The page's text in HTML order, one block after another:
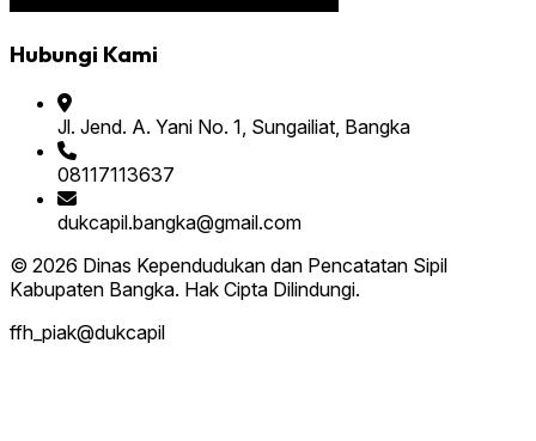
Hubungi Kami
Jl. Jend. A. Yani No. 1, Sungailiat, Bangka
08117113637
dukcapil.bangka@gmail.com
© 2026 Dinas Kependudukan dan Pencatatan Sipil
Kabupaten Bangka. Hak Cipta Dilindungi.
ffh_piak@dukcapil